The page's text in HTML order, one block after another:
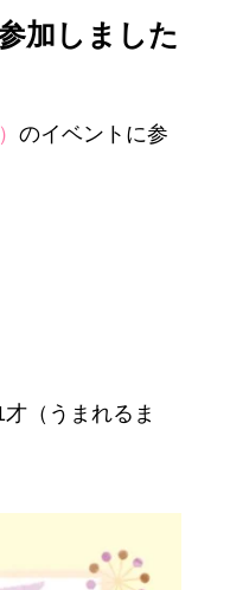
加しました
のイベントに参
（うまれるま